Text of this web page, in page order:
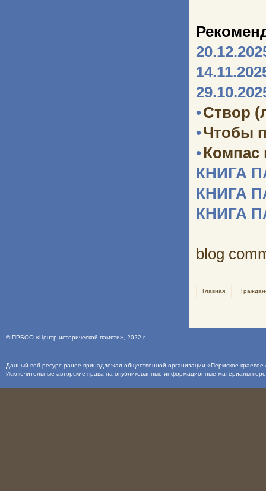
•Створ
•Чтобы
•Компас
КНИГА
КНИГА
КНИГА
blog
Главная
©ПРБОО «Центр исторической памяти» , 2022 г.
Данный веб-ресурс ранее принадлежал общественной организации «Пермское
Исключительные авторские права на опубликованные информационные материалы